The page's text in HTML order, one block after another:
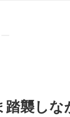
襲しな